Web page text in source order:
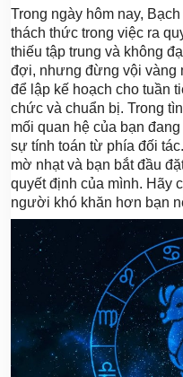
Trong ngày hôm nay,
thách thức trong việc ra
thiếu tập trung và không
đợi, nhưng đừng vội vàng
để lập kế hoạch cho tuần
chức và chuẩn bị. Trong
mối quan hệ của bạn
sự tính toán từ phía đối
mờ nhạt và bạn bắt đầu
quyết định của mình. Hãy
người khó khăn hơn bạn